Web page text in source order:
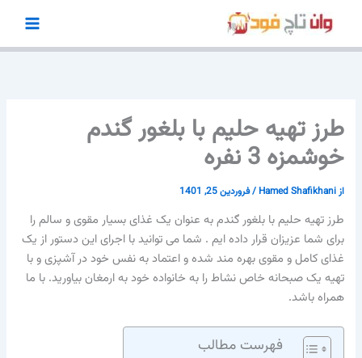
محتوا
طرز تهیه حلیم با بلغور گندم
خوشمزه 3 نفره
ازHamed Shafikhani
/فروردین 25, 1401
طرز تهیه حلیم با بلغور گندم به عنوان یک غذای بسیار مقوی و سالم را
برای شما عزیزان قرار داده ایم . شما می توانید با اجرای این دستور از یک
غذای کامل و مقوی بهره مند شده و اعتماد به نفس خود در آشپزی و با
تهیه یک صبحانه خاص نشاط را به خانواده خود به ارمغان بیاورید. با ما
همراه باشد.
فهرست مطالب